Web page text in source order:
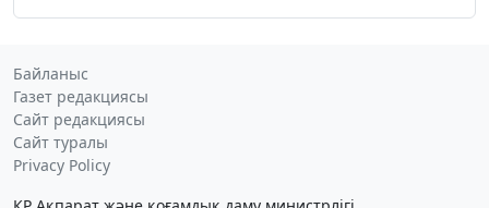
Байланыс
Газет редакциясы
Сайт редакциясы
Сайт туралы
Privacy Policy